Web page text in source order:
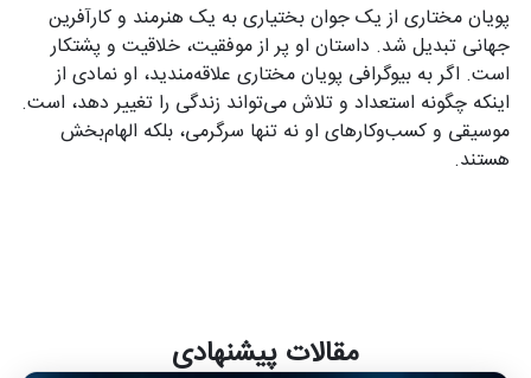
پویان مختاری از یک جوان بختیاری به یک هنرمند و کارآفرین
جهانی تبدیل شد. داستان او پر از موفقیت، خلاقیت و پشتکار
است. اگر به بیوگرافی پویان مختاری علاقه‌مندید، او نمادی از
اینکه چگونه استعداد و تلاش می‌تواند زندگی را تغییر دهد، است.
موسیقی و کسب‌وکارهای او نه تنها سرگرمی، بلکه الهام‌بخش
هستند.
مقالات پیشنهادی